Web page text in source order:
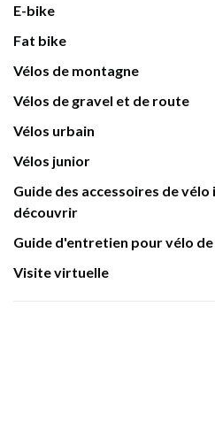
E-bike
Fat bike
Vélos de montagne
Vélos de gravel et de route
Vélos urbain
Vélos junior
Guide des accessoires de
découvrir
Guide d'entretien pour vélo
Visite virtuelle